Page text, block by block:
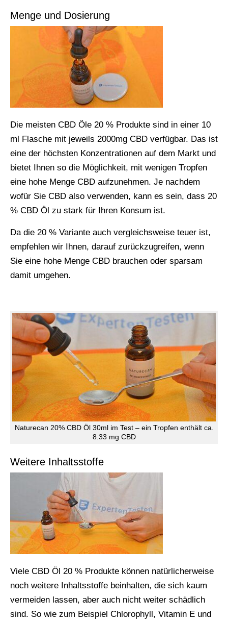
Menge und Dosierung
Die meisten CBD Öle 20 % Produkte sind in einer 10
ml Flasche mit jeweils 2000mg CBD verfügbar. Das ist
eine der höchsten Konzentrationen auf dem Markt und
bietet Ihnen so die Möglichkeit, mit wenigen Tropfen
eine hohe Menge CBD aufzunehmen. Je nachdem
wofür Sie CBD also verwenden, kann es sein, dass 20
% CBD Öl zu stark für Ihren Konsum ist.
Da die 20 % Variante auch vergleichsweise teuer ist,
empfehlen wir Ihnen, darauf zurückzugreifen, wenn
Sie eine hohe Menge CBD brauchen oder sparsam
damit umgehen.
Naturecan 20% CBD Öl 30ml im Test – ein Tropfen enthält ca.
8.33 mg CBD
Weitere Inhaltsstoffe
Viele CBD Öl 20 % Produkte können natürlicherweise
noch weitere Inhaltsstoffe beinhalten, die sich kaum
vermeiden lassen, aber auch nicht weiter schädlich
sind. So wie zum Beispiel Chlorophyll, Vitamin E und